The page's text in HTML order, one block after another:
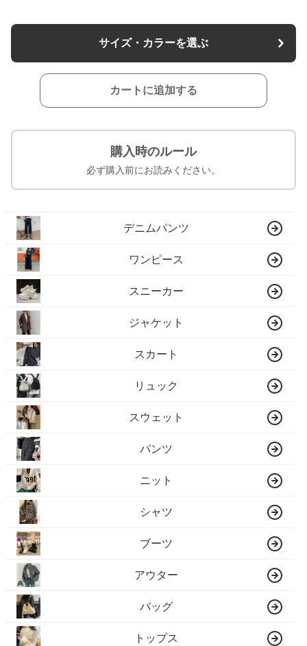
サイズ・カラーを選ぶ
カートに追加する
購入時のルール
必ず購入前にお読みください。
デニムパンツ
ワンピース
スニーカー
ジャケット
スカート
リュック
スウェット
パンツ
ニット
シャツ
ブーツ
アウター
バッグ
トップス